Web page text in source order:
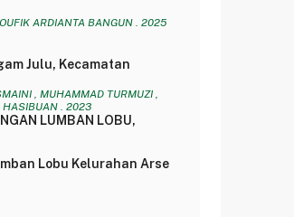
ARDIANTA BANGUN . 2025
Julu, Kecamatan
, MUHAMMAD TURMUZI ,
HASIBUAN . 2023
LUMBAN LOBU,
Lobu Kelurahan Arse